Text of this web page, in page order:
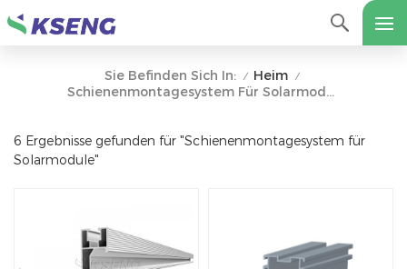
Sie Befinden Sich In: / Heim /
Schienenmontagesystem Für Solarmodule
6 Ergebnisse gefunden für "Schienenmontagesystem für
Solarmodule"